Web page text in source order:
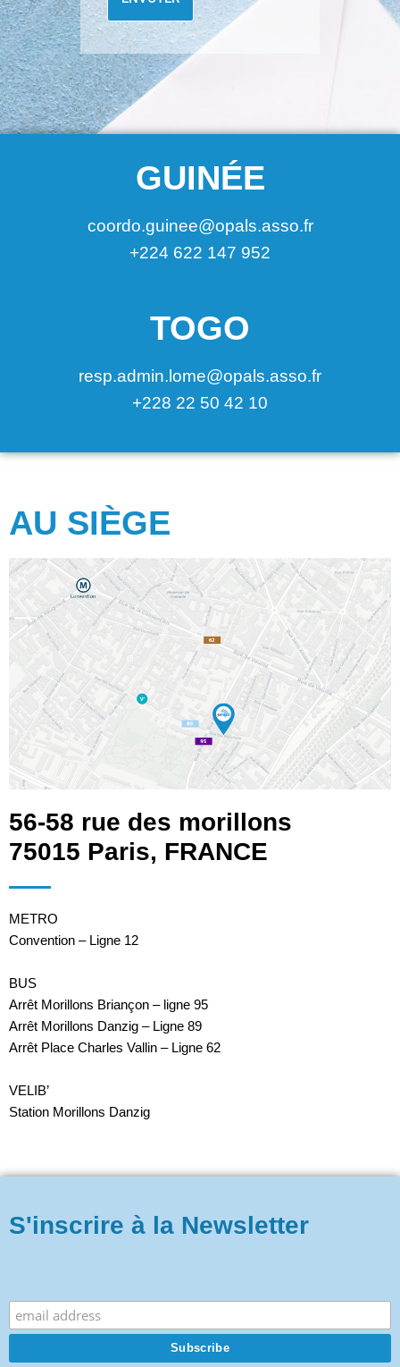
GUINÉE
coordo.guinee@opals.asso.fr
+224 622 147 952
TOGO
resp.admin.lome@opals.asso.fr
+228 22 50 42 10
AU SIÈGE
56-58 rue des morillons
75015 Paris, FRANCE
METRO
Convention – Ligne 12
BUS
Arrêt Morillons Briançon – ligne 95
Arrêt Morillons Danzig – Ligne 89
Arrêt Place Charles Vallin – Ligne 62
VELIB’
Station Morillons Danzig
S'inscrire à la Newsletter